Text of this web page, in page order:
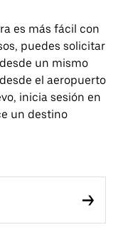
es más fácil con
puedes solicitar
un mismo
el aeropuerto
inicia sesión en
un destino